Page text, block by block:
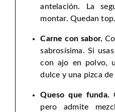
antelación. La
montar. Quedan top.
Carne con sabor.
sabrosísima. Si
con ajo en polvo,
dulce y una pizca
Queso que funda.
pero admite